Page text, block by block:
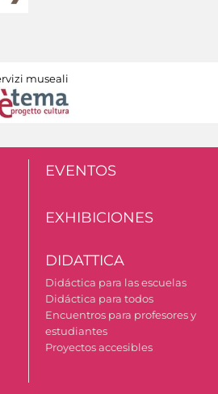
museali
EVENTOS
EXHIBICIONES
DIDATTICA
Didáctica para las escuelas
Didáctica para todos
Encuentros para profesores y
estudiantes
Proyectos accesibles